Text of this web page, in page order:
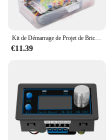
€11.39